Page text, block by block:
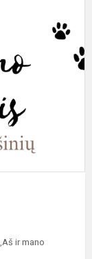
ir mano